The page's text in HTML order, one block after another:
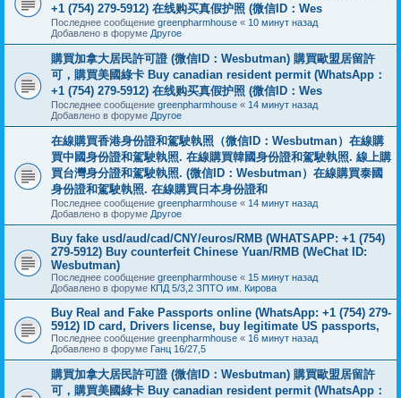
+1 (754) 279-5912) 在线购买真假护照 (微信ID：Wes
Последнее сообщение greenpharmhouse « 10 минут назад
Добавлено в форуме Другое
購買加拿大居民許可證 (微信ID：Wesbutman) 購買歐盟居留許
可，購買美國綠卡 Buy canadian resident permit (WhatsApp：
+1 (754) 279-5912) 在线购买真假护照 (微信ID：Wes
Последнее сообщение greenpharmhouse « 14 минут назад
Добавлено в форуме Другое
在線購買香港身份證和駕駛執照（微信ID：Wesbutman）在線購
買中國身份證和駕駛執照. 在線購買韓國身份證和駕駛執照. 線上購
買台灣身分證和駕駛執照. (微信ID：Wesbutman）在線購買泰國
身份證和駕駛執照. 在線購買日本身份證和
Последнее сообщение greenpharmhouse « 14 минут назад
Добавлено в форуме Другое
Buy fake usd/aud/cad/CNY/euros/RMB (WHATSAPP: +1 (754)
279-5912) Buy counterfeit Chinese Yuan/RMB (WeChat ID:
Wesbutman)
Последнее сообщение greenpharmhouse « 15 минут назад
Добавлено в форуме КПД 5/3,2 ЗПТО им. Кирова
Buy Real and Fake Passports online (WhatsApp: +1 (754) 279-
5912) ID card, Drivers license, buy legitimate US passports,
Последнее сообщение greenpharmhouse « 16 минут назад
Добавлено в форуме Ганц 16/27,5
購買加拿大居民許可證 (微信ID：Wesbutman) 購買歐盟居留許
可，購買美國綠卡 Buy canadian resident permit (WhatsApp：